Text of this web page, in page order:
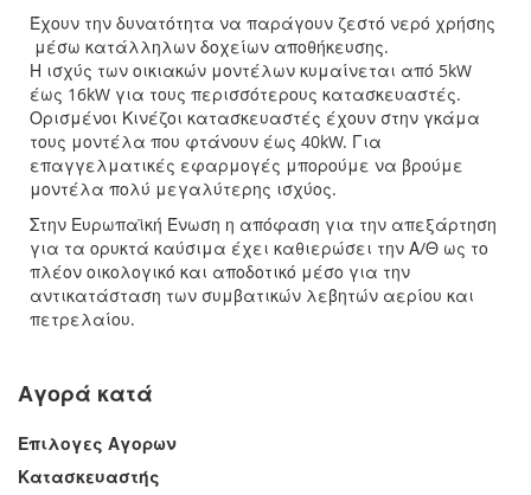
Έχουν την δυνατότητα να παράγουν ζεστό νερό χρήσης
μέσω κατάλληλων δοχείων αποθήκευσης.
Η ισχύς των οικιακών μοντέλων κυμαίνεται από 5kW
έως 16kW για τους περισσότερους κατασκευαστές.
Ορισμένοι Κινέζοι κατασκευαστές έχουν στην γκάμα
τους μοντέλα που φτάνουν έως 40kW. Για
επαγγελματικές εφαρμογές μπορούμε να βρούμε
μοντέλα πολύ μεγαλύτερης ισχύος.
Στην Ευρωπαϊκή Ένωση η απόφαση για την απεξάρτηση
για τα ορυκτά καύσιμα έχει καθιερώσει την Α/Θ ως το
πλέον οικολογικό και αποδοτικό μέσο για την
αντικατάσταση των συμβατικών λεβητών αερίου και
πετρελαίου.
Αγορά κατά
Επιλογες Αγορων
Κατασκευαστής